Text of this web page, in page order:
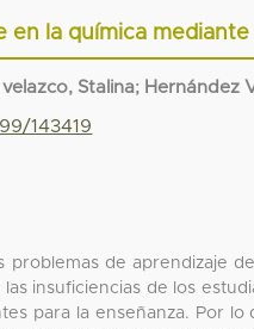
la química
Stalina; Hernández
143419
problemas de aprendizaje
insuficiencias de los
para la enseñanza. Por